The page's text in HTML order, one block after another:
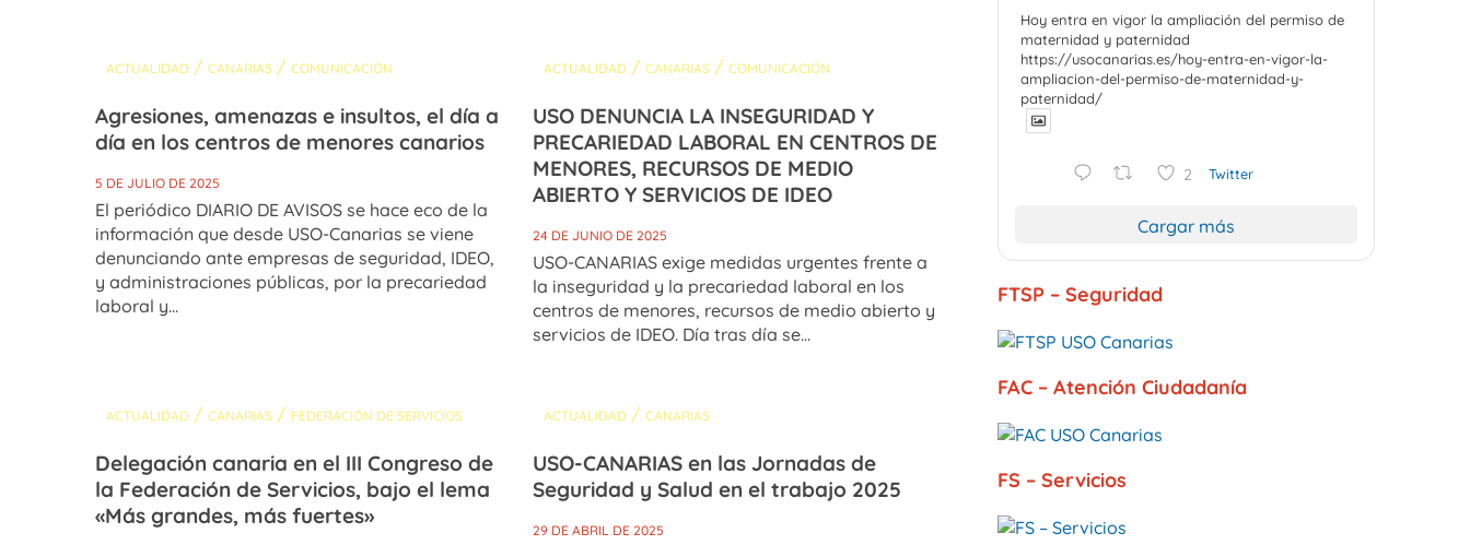
ACTUALIDAD / CANARIAS / COMUNICACIÓN
Agresiones, amenazas e insultos, el día a
día en los centros de menores canarios
5 DE JULIO DE 2025
El periódico DIARIO DE AVISOS se hace eco de la
información que desde USO-Canarias se viene
denunciando ante empresas de seguridad, IDEO,
y administraciones públicas, por la precariedad
laboral y...
ACTUALIDAD / CANARIAS / COMUNICACIÓN
USO DENUNCIA LA INSEGURIDAD Y
PRECARIEDAD LABORAL EN CENTROS DE
MENORES, RECURSOS DE MEDIO
ABIERTO Y SERVICIOS DE IDEO
24 DE JUNIO DE 2025
USO-CANARIAS exige medidas urgentes frente a
la inseguridad y la precariedad laboral en los
centros de menores, recursos de medio abierto y
servicios de IDEO. Día tras día se...
ACTUALIDAD / CANARIAS / FEDERACIÓN DE SERVICIOS
Delegación canaria en el III Congreso de
la Federación de Servicios, bajo el lema
«Más grandes, más fuertes»
ACTUALIDAD / CANARIAS
USO-CANARIAS en las Jornadas de
Seguridad y Salud en el trabajo 2025
29 DE ABRIL DE 2025
Hoy entra en vigor la ampliación del permiso de
maternidad y paternidad
https://usocanarias.es/hoy-entra-en-vigor-la-
ampliacion-del-permiso-de-maternidad-y-
paternidad/
2 Twitter
Cargar más
FTSP – Seguridad
FAC – Atención Ciudadanía
FS – Servicios